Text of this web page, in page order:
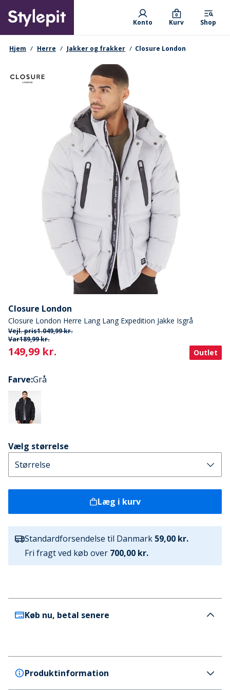
main
content
Primary departments
Konto Kurv
0
Shop
navigationssti
Hjem Herre Jakker og frakker Closure London
Closure London
Closure London Herre Lang Lang Expedition Jakke Isgrå
Vejl. pris1.049,99 kr.
Var189,99 kr.
Current
149,99 kr. Outlet
Farve:Grå
Vælg størrelse
Læg i kurv
Standardforsendelse til Danmark 59,00 kr.
Fri fragt ved køb over 700,00 kr.
Køb nu, betal senere
Produktinformation